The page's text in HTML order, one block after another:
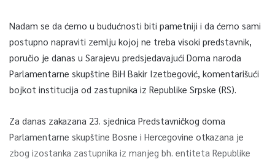
Nadam se da ćemo u budućnosti biti pametniji i da ćemo sami
postupno napraviti zemlju kojoj ne treba visoki predstavnik,
poručio je danas u Sarajevu predsjedavajući Doma naroda
Parlamentarne skupštine BiH Bakir Izetbegović, komentarišući
bojkot institucija od zastupnika iz Republike Srpske (RS).
Za danas zakazana 23. sjednica Predstavničkog doma
Parlamentarne skupštine Bosne i Hercegovine otkazana je
zbog izostanka zastupnika iz manjeg bh. entiteta Republike